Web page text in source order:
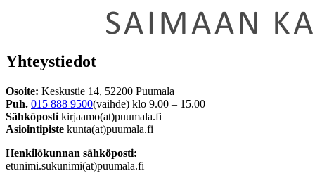
Yhteystiedot
Osoite: Keskustie 14, 52200 Puumala
Puh. 015 888 9500(vaihde) klo 9.00 – 15.00
Sähköposti kirjaamo(at)puumala.fi
Asiointipiste kunta(at)puumala.fi
Henkilökunnan sähköposti:
etunimi.sukunimi(at)puumala.fi